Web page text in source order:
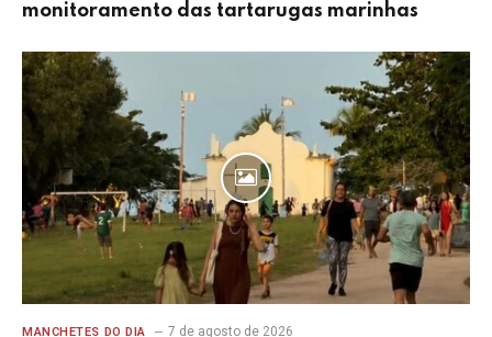
monitoramento das tartarugas marinhas
MANCHETES DO DIA 7 de agosto de 2026